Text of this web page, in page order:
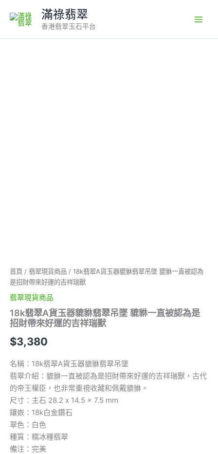
content
滿祿翡翠
香港翡翠玉石平台
首頁 / 翡翠現貨商品 / 18k翡翠A貨玉器貔貅翡翠吊墜 貔貅一直被認為
是招財帶來好運的吉祥瑞獸
翡翠現貨商品
18k翡翠A貨玉器貔貅翡翠吊墜 貔貅一直被認為是
招財帶來好運的吉祥瑞獸
$3,380
名稱：18k翡翠A貨玉器貔貅翡翠吊墜
翡翠介紹：貔貅一直被認為是招財帶來好運的吉祥瑞獸，古代
的帝王權臣，也非常重視收藏和佩戴貔貅。
尺寸：主石 28.2 x 14.5 x 7.5 mm
鑲嵌：18k白金鑽石
翠色：白色
種質：糯冰種翡翠
備注：完美
財
帶
好
運
的
吉
祥
獸
數
量